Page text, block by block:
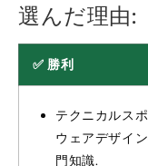
選んだ理由:
✅ 勝利
テクニカルス
ウェアデザイ
門知識.